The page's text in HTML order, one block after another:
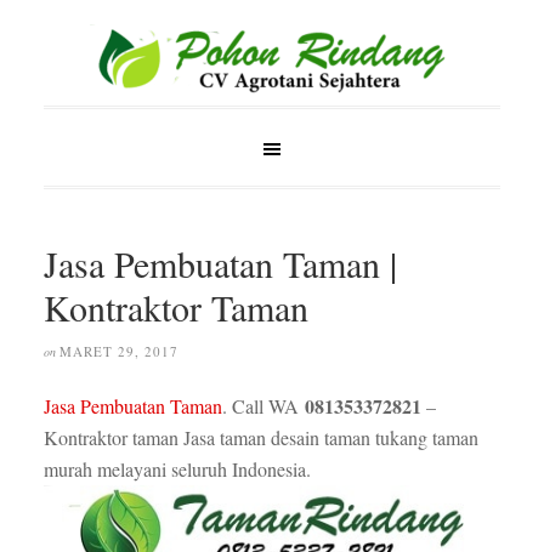
Jasa Pembuatan Taman |
Kontraktor Taman
on MARET 29, 2017
Jasa Pembuatan Taman. Call WA 081353372821 –
Kontraktor taman Jasa taman desain taman tukang taman
murah melayani seluruh Indonesia.